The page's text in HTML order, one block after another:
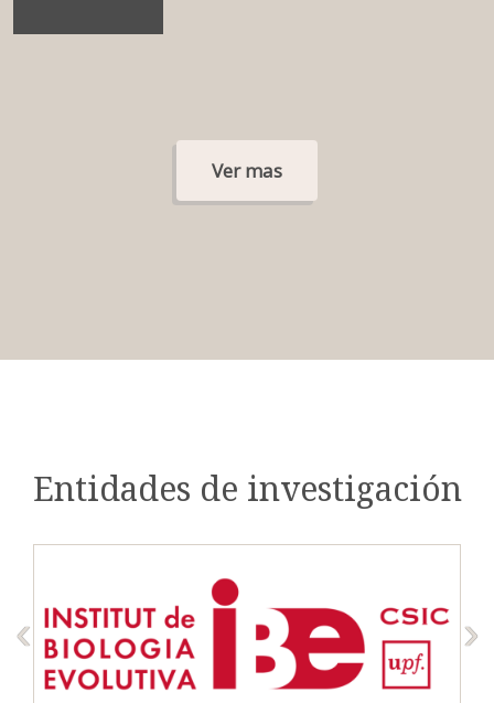
Ver mas
Entidades de investigación